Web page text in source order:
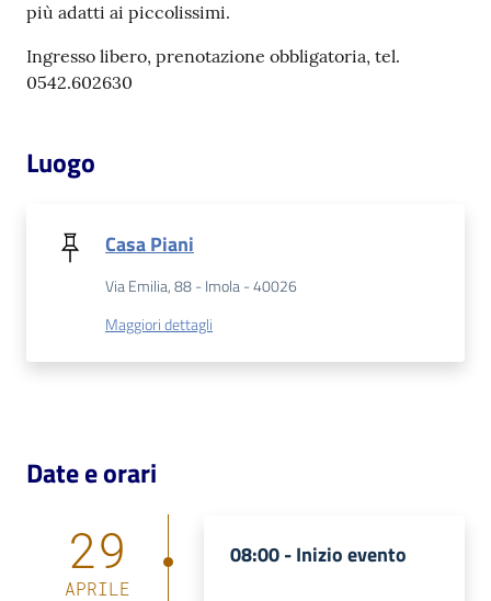
Casa
Piani
Archivio
storico
Decentrate
Seguici
più adatti ai piccolissimi.
Ingresso libero, prenotazione obbligatoria, tel.
0542.602630
Luogo
Casa Piani
Via Emilia, 88 - Imola - 40026
Maggiori dettagli
Date e orari
29
APRILE
08:00 -Inizio evento